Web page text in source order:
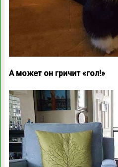
А может он гричит «гол!»